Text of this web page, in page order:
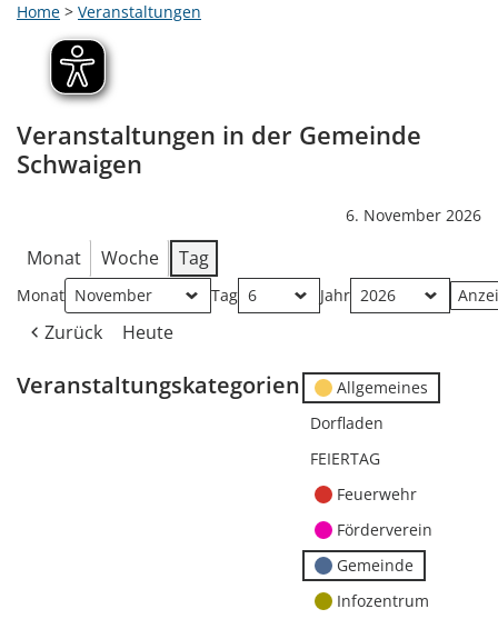
Home > Veranstaltungen
Veranstaltungen in der Gemeinde
Schwaigen
6. November 2026
Monat Woche Tag
Monat Tag Jahr
Zurück Heute
Veranstaltungskategorien
Allgemeines
Dorfladen
FEIERTAG
Feuerwehr
Förderverein
Gemeinde
Infozentrum